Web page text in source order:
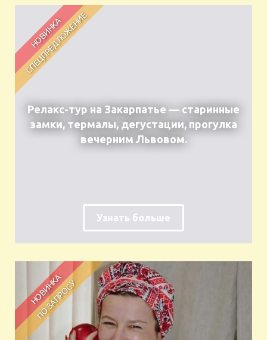
Релакс-тур на Закарпатье — старинные
замки, термалы, дегустации, прогулка
вечерним Львовом.
Узнать больше